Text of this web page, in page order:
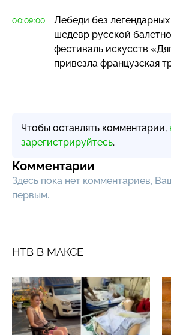
00:09:00
Лебеди без легендарных
шедевр русской
фестиваль искусств
привезла французская
Чтобы оставлять комментарии,
зарегистрируйтесь.
Комментарии
Здесь пока нет комментариев,
первым.
НТВ В МАКСЕ